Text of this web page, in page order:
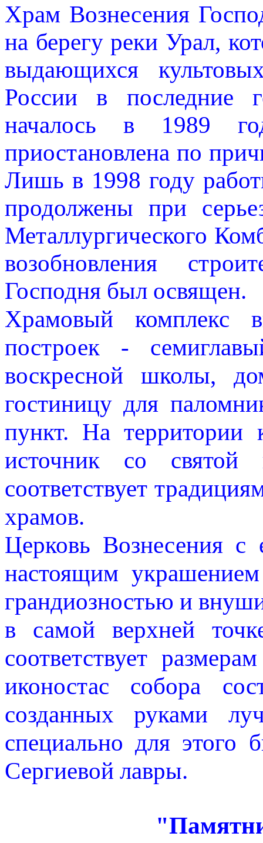
Храм Вознесения
на берегу реки Урал,
выдающихся
России в последние
началось в 1989
приостановлена по
Лишь в 1998 году
продолжены при
Металлургического
возобновления
Господня был освящен.
Храмовый комплекс
построек -
воскресной школы,
гостиницу для
пункт. На территории
источник со святой
соответствует
храмов.
Церковь Вознесения с
настоящим
грандиозностью и
в самой верхней
соответствует
иконостас собора
созданных руками
специально для этого
Сергиевой лавры.